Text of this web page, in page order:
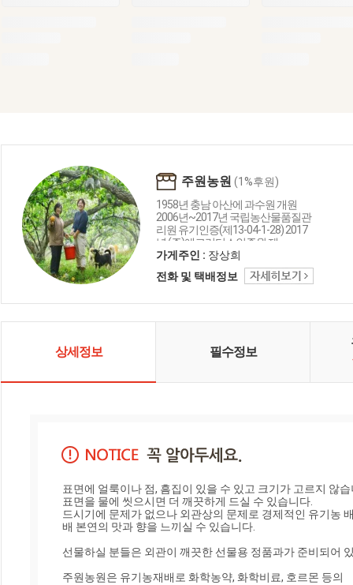
주원농원 (1%후원)
1958년 충남 아산에 과수원 개원
2006년~2017년 국립농산물품질관
리원 유기인증(제13-04-1-28) 2017
년 (주)에코리더스인증원 제
13800093호 안전한 먹거리와 깨끗
한 땅과 물, 공기를 우리 자손에게 되
돌려주고 농업과 농촌을 살려 모두
력하고 있습니다. 꽃마주민 여러분
로 방영되었습니다.
가게주인 : 장상희
전화 및 택배정보
상세정보 필수정보
표면에 얼룩이나 점, 흠집이 있을 수 있고 크기가 고르지 않
표면을 물에 씻으시면 더 깨끗하게 드실 수 있습니다.
드시기에 문제가 없으나 외관상의 문제로 경제적인 유기농
배 본연의 맛과 향을 느끼실 수 있습니다.
선물하실 분들은 외관이 깨끗한 선물용 정품과가 준비되어
주원농원은 유기농재배로 화학농약, 화학비료, 호르몬 등의